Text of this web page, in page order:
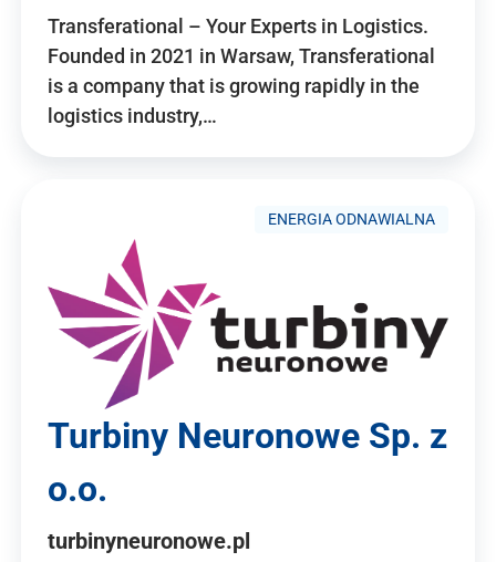
Transferational – Your Experts in Logistics.
Founded in 2021 in Warsaw, Transferational
is a company that is growing rapidly in the
logistics industry,…
ENERGIA ODNAWIALNA
Turbiny Neuronowe Sp. z
o.o.
turbinyneuronowe.pl